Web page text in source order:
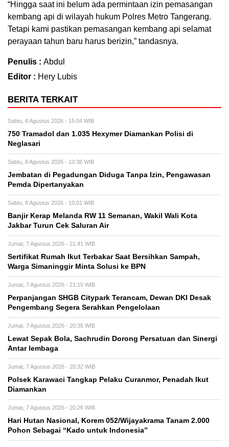
“Hingga saat ini belum ada permintaan izin pemasangan
kembang api di wilayah hukum Polres Metro Tangerang.
Tetapi kami pastikan pemasangan kembang api selamat
perayaan tahun baru harus berizin,” tandasnya.
Penulis : Abdul
Editor : Hery Lubis
BERITA TERKAIT
Sabtu, 8 Agustus 2026 - 15:04 WIB
750 Tramadol dan 1.035 Hexymer Diamankan Polisi di
Neglasari
Sabtu, 8 Agustus 2026 - 10:38 WIB
Jembatan di Pegadungan Diduga Tanpa Izin, Pengawasan
Pemda Dipertanyakan
Sabtu, 8 Agustus 2026 - 10:01 WIB
Banjir Kerap Melanda RW 11 Semanan, Wakil Wali Kota
Jakbar Turun Cek Saluran Air
Jumat, 7 Agustus 2026 - 21:41 WIB
Sertifikat Rumah Ikut Terbakar Saat Bersihkan Sampah,
Warga Simaninggir Minta Solusi ke BPN
Jumat, 7 Agustus 2026 - 21:15 WIB
Perpanjangan SHGB Citypark Terancam, Dewan DKI Desak
Pengembang Segera Serahkan Pengelolaan
Jumat, 7 Agustus 2026 - 20:35 WIB
Lewat Sepak Bola, Sachrudin Dorong Persatuan dan Sinergi
Antar lembaga
Jumat, 7 Agustus 2026 - 20:32 WIB
Polsek Karawaci Tangkap Pelaku Curanmor, Penadah Ikut
Diamankan
Jumat, 7 Agustus 2026 - 20:26 WIB
Hari Hutan Nasional, Korem 052/Wijayakrama Tanam 2.000
Pohon Sebagai “Kado untuk Indonesia”